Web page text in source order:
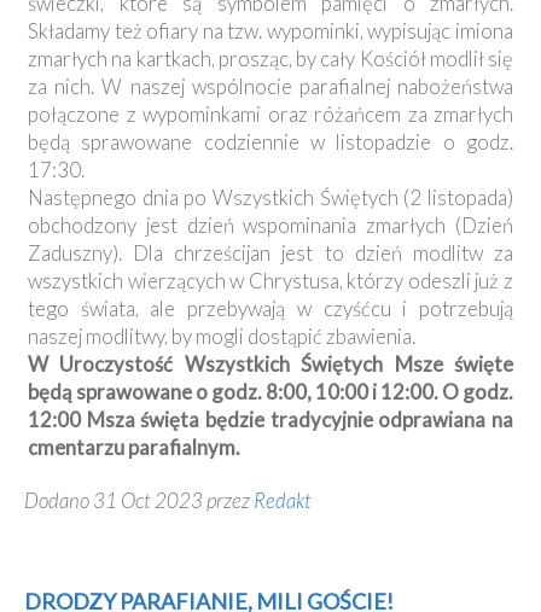
Składamy też ofiary na tzw. wypominki, wypisując imiona
zmarłych na kartkach, prosząc, by cały Kościół modlił się
za nich. W naszej wspólnocie parafialnej nabożeństwa
połączone z wypominkami oraz różańcem za zmarłych
będą sprawowane codziennie w listopadzie o godz.
17:30.
Następnego dnia po Wszystkich Świętych (2 listopada)
obchodzony jest dzień wspominania zmarłych (Dzień
Zaduszny). Dla chrześcijan jest to dzień modlitw za
wszystkich wierzących w Chrystusa, którzy odeszli już z
tego świata, ale przebywają w czyśćcu i potrzebują
naszej modlitwy, by mogli dostąpić zbawienia.
W Uroczystość Wszystkich Świętych Msze święte
będą sprawowane o godz. 8:00, 10:00 i 12:00. O godz.
12:00 Msza święta będzie tradycyjnie odprawiana na
cmentarzu parafialnym.
Dodano 31 Oct 2023 przezRedakt
DRODZY PARAFIANIE, MILI GOŚCIE!